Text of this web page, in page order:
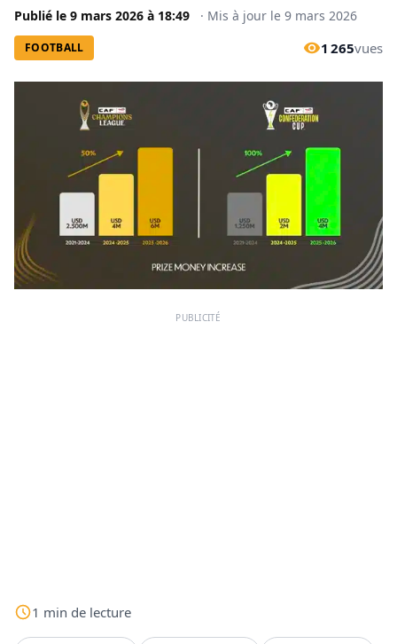
Publié le 9 mars 2026 à 18:49 · Mis à jour le 9 mars 2026
FOOTBALL 1 265vues
PUBLICITÉ
1 min de lecture